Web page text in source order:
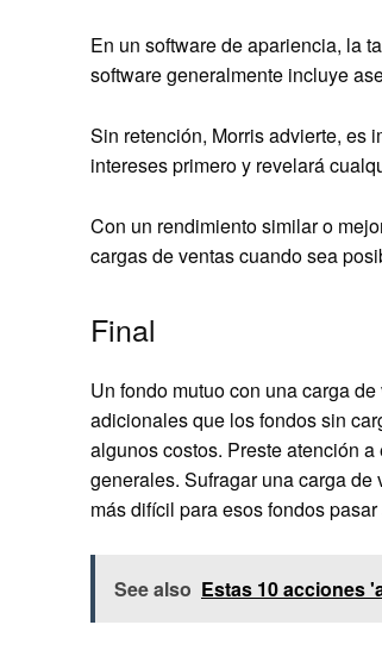
En un software de apariencia, la
software generalmente incluye
Sin retención, Morris advierte, es
intereses primero y revelará
Con un rendimiento similar o
cargas de ventas cuando sea
Final
Un fondo mutuo con una carga
adicionales que los fondos sin
algunos costos. Preste atención
generales. Sufragar una carga
más difícil para esos fondos
See also Estas 10 acciones